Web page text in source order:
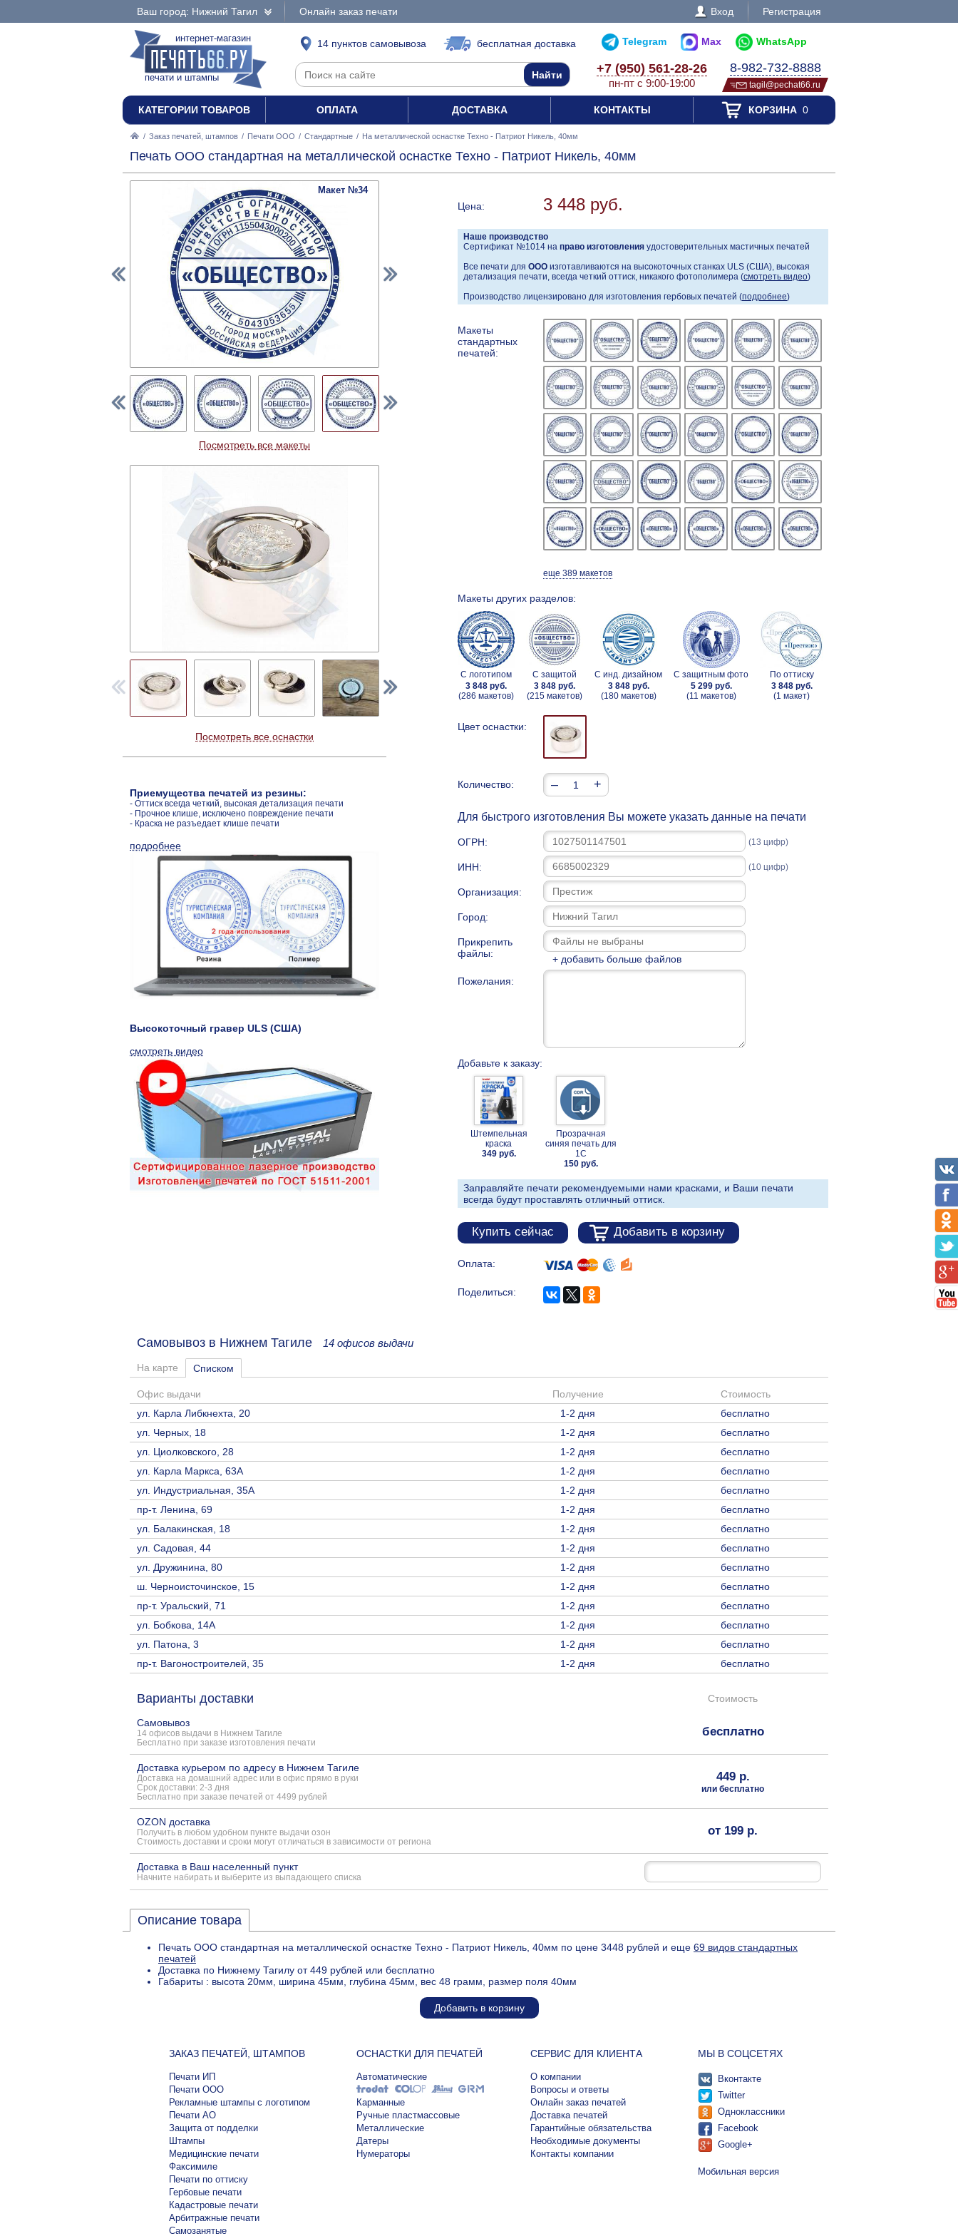
Ваш город: Нижний Тагил Онлайн заказ печати Вход Регистрация
интернет-магазин
печати и штампы
14 пунктов самовывоза бесплатная доставка Telegram Max WhatsApp
+7 (950) 561-28-26
пн-пт с 9:00-19:00
8-982-732-8888
tagil@pechat66.ru
КАТЕГОРИИ ТОВАРОВ ОПЛАТА ДОСТАВКА КОНТАКТЫ КОРЗИНА0
/ Заказ печатей, штампов / Печати ООО / Стандартные / На металлической оснастке Техно - Патриот Никель, 40мм
Печать ООО стандартная на металлической оснастке Техно - Патриот Никель, 40мм
Цена: 3 448 руб.
Наше производство
Сертификат №1014 на право изготовления удостоверительных мастичных печатей
Все печати для ООО изготавливаются на высокоточных станках ULS (США), высокая
детализация печати, всегда четкий оттиск, никакого фотополимера (смотреть видео)
Производство лицензировано для изготовления гербовых печатей (подробнее)
Макеты
стандартных
печатей:
еще 389 макетов
Макеты других разделов:
С логотипом
3 848 руб.
(286 макетов)
С защитой
3 848 руб.
(215 макетов)
С инд. дизайном
3 848 руб.
(180 макетов)
С защитным фото
5 299 руб.
(11 макетов)
По оттиску
3 848 руб.
(1 макет)
Цвет оснастки:
Количество: – +
Для быстрого изготовления Вы можете указать данные на печати
ОГРН: (13 цифр)
ИНН: (10 цифр)
Организация:
Город:
Прикрепить
файлы:
+ добавить больше файлов
Пожелания:
Добавьте к заказу:
Штемпельная
краска
349 руб.
Прозрачная
синяя печать для
1С
150 руб.
Заправляйте печати рекомендуемыми нами красками, и Ваши печати
всегда будут проставлять отличный оттиск.
Купить сейчас Добавить в корзину
Оплата:
Поделиться:
Макет №34
Посмотреть все макеты
Посмотреть все оснастки
Приемущества печатей из резины:
- Оттиск всегда четкий, высокая детализация печати
- Прочное клише, исключено повреждение печати
- Краска не разъедает клише печати
подробнее
Высокоточный гравер ULS (США)
смотреть видео
Самовывоз в Нижнем Тагиле 14 офисов выдачи
На карте Списком
Офис выдачи Получение
Стоимость
ул. Карла Либкнехта, 20
1-2 дня
бесплатно
ул. Черных, 18
1-2 дня
бесплатно
ул. Циолковского, 28
1-2 дня
бесплатно
ул. Карла Маркса, 63А
1-2 дня
бесплатно
ул. Индустриальная, 35А
1-2 дня
бесплатно
пр-т. Ленина, 69
1-2 дня
бесплатно
ул. Балакинская, 18
1-2 дня
бесплатно
ул. Садовая, 44
1-2 дня
бесплатно
ул. Дружинина, 80
1-2 дня
бесплатно
ш. Черноисточинское, 15
1-2 дня
бесплатно
пр-т. Уральский, 71
1-2 дня
бесплатно
ул. Бобкова, 14А
1-2 дня
бесплатно
ул. Патона, 3
1-2 дня
бесплатно
пр-т. Вагоностроителей, 35
1-2 дня бесплатно
Варианты доставки Стоимость
Самовывоз
14 офисов выдачи в Нижнем Тагиле
Бесплатно при заказе изготовления печати
бесплатно
Доставка курьером по адресу в Нижнем Тагиле
Доставка на домашний адрес или в офис прямо в руки
Срок доставки: 2-3 дня
Бесплатно при заказе печатей от 4499 рублей
449 р.
или бесплатно
OZON доставка
Получить в любом удобном пункте выдачи озон
Стоимость доставки и сроки могут отличаться в зависимости от региона
от 199 р.
Доставка в Ваш населенный пункт
Начните набирать и выберите из выпадающего списка
Описание товара
Печать ООО стандартная на металлической оснастке Техно - Патриот Никель, 40мм по цене 3448 рублей и еще 69 видов стандартных
печатей
Доставка по Нижнему Тагилу от 449 рублей или бесплатно
Габариты : высота 20мм, ширина 45мм, глубина 45мм, вес 48 грамм, размер поля 40мм
Добавить в корзину
ЗАКАЗ ПЕЧАТЕЙ, ШТАМПОВ
Печати ИП
Печати ООО
Рекламные штампы с логотипом
Печати АО
Защита от подделки
Штампы
Медицинские печати
Факсимиле
Печати по оттиску
Гербовые печати
Кадастровые печати
Арбитражные печати
Самозанятые
ОСНАСТКИ ДЛЯ ПЕЧАТЕЙ
Автоматические
Карманные
Ручные пластмассовые
Металлические
Датеры
Нумераторы
СЕРВИС ДЛЯ КЛИЕНТА
О компании
Вопросы и ответы
Онлайн заказ печатей
Доставка печатей
Гарантийные обязательства
Необходимые документы
Контакты компании
МЫ В СОЦСЕТЯХ
Вконтакте
Twitter
Одноклассники
Facebook
Google+
Мобильная версия